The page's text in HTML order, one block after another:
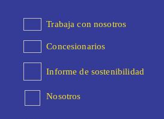
Trabaja con nosotros
Concesionarios
Informe de sostenibilidad
Nosotros